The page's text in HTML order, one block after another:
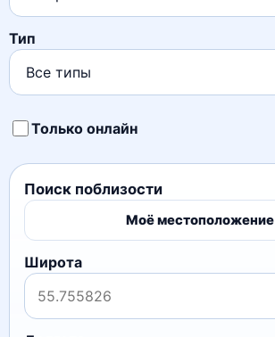
Тип
Только онлайн
Поиск поблизости
Моё местоположение
Широта